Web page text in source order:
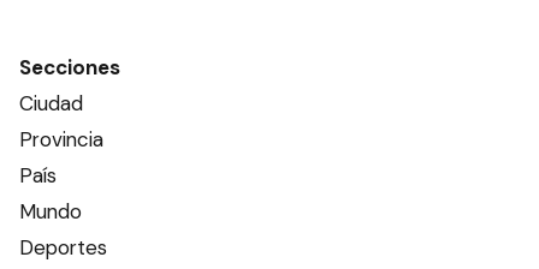
Secciones
Ciudad
Provincia
País
Mundo
Deportes